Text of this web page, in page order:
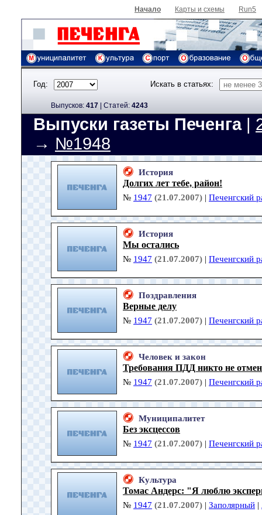
Начало Карты и схемы Run5
Год: Искать в статьях:
Выпусков: 417 | Cтатей: 4243
Выпуски газеты Печенга|
→ №1948
История
Долгих лет тебе, район!
№ 1947 (21.07.2007) | Печенгский
История
Мы остались
№ 1947 (21.07.2007) | Печенгский
Поздравления
Верные делу
№ 1947 (21.07.2007) | Печенгский
Человек и закон
Требования ПДД никто не
№ 1947 (21.07.2007) | Печенгский
Муниципалитет
Без эксцессов
№ 1947 (21.07.2007) | Печенгский
Культура
Томас Андерс: "Я люблю
№ 1947 (21.07.2007) | Заполярный |